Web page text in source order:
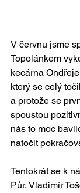
V červnu jsme
Topolánkem
kecárna
který se celý
a protože se
spoustou
nás to moc
natočit
Tentokrát se k
Půr, Vladimír